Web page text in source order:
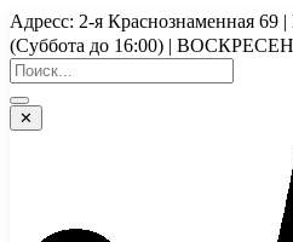
Перейти
к
содержимому
Адресс: 2-я Краснознаменная 69
(Суббота до 16:00) |
✕